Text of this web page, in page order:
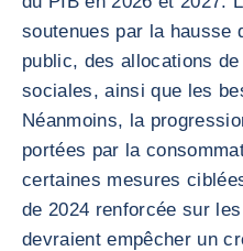
soutenues par la hausse
public, des allocations
sociales, ainsi que les
Néanmoins, la
portées par la
certaines mesures
de 2024 renforcée sur
devraient empêcher un